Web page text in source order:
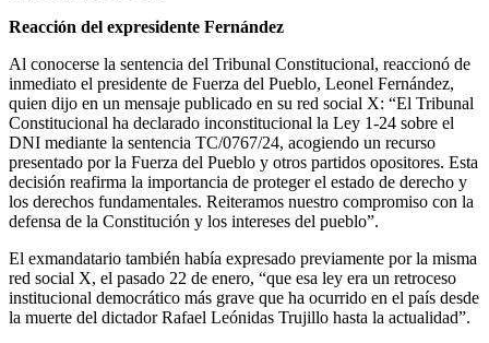
Reacción del expresidente Fernández
Al conocerse la sentencia del Tribunal Constitucional, reaccionó de
inmediato el presidente de Fuerza del Pueblo, Leonel Fernández,
quien dijo en un mensaje publicado en su red social X: “El Tribunal
Constitucional ha declarado inconstitucional la Ley 1-24 sobre el
DNI mediante la sentencia TC/0767/24, acogiendo un recurso
presentado por la Fuerza del Pueblo y otros partidos opositores. Esta
decisión reafirma la importancia de proteger el estado de derecho y
los derechos fundamentales. Reiteramos nuestro compromiso con la
defensa de la Constitución y los intereses del pueblo”.
El exmandatario también había expresado previamente por la misma
red social X, el pasado 22 de enero, “que esa ley era un retroceso
institucional democrático más grave que ha ocurrido en el país desde
la muerte del dictador Rafael Leónidas Trujillo hasta la actualidad”.